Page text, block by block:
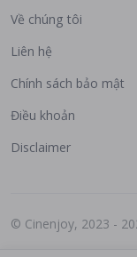
Về chúng tôi
Liên hệ
Chính sách bảo mật
Điều khoản
Disclaimer
© Cinenjoy, 2023 -